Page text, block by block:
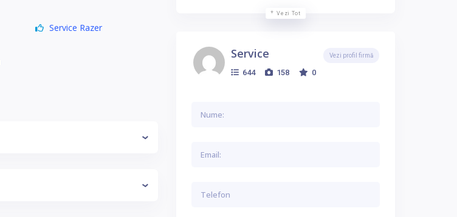
Service Razer
Vezi Tot
Service
644 158 0
Vezi profil firmă